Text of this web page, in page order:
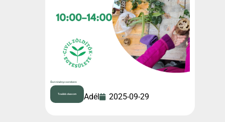
Őszi növény cserebere
Mayer Adél 2025-09-29
Tovább olvasom